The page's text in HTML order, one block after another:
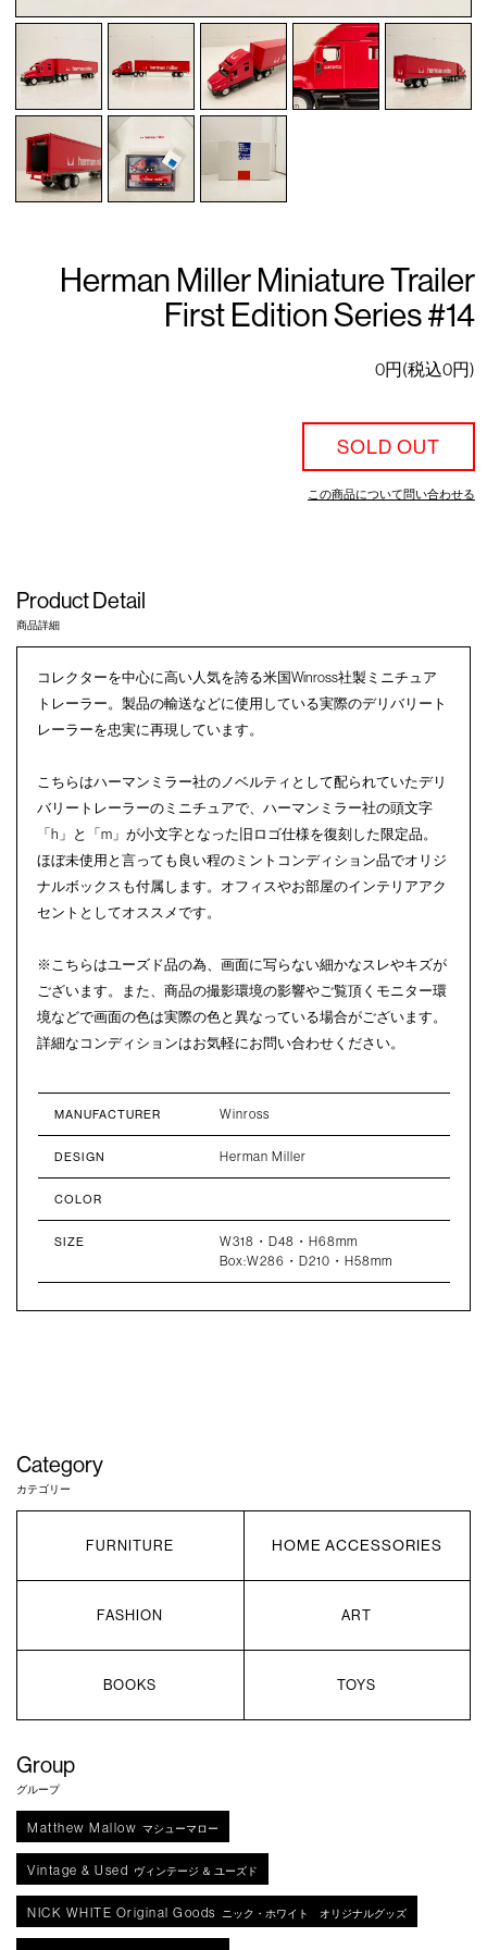
Herman Miller Miniature Trailer
First Edition Series #14
0円(税込0円)
SOLD OUT
この商品について問い合わせる
Product Detail
商品詳細
コレクターを中心に高い人気を誇る米国Winross社製ミニチュア
トレーラー。製品の輸送などに使用している実際のデリバリート
レーラーを忠実に再現しています。
こちらはハーマンミラー社のノベルティとして配られていたデリ
バリートレーラーのミニチュアで、ハーマンミラー社の頭文字
「h」と「m」が小文字となった旧ロゴ仕様を復刻した限定品。
ほぼ未使用と言っても良い程のミントコンディション品でオリジ
ナルボックスも付属します。オフィスやお部屋のインテリアアク
セントとしてオススメです。
※こちらはユーズド品の為、画面に写らない細かなスレやキズが
ございます。また、商品の撮影環境の影響やご覧頂くモニター環
境などで画面の色は実際の色と異なっている場合がございます。
詳細なコンディションはお気軽にお問い合わせください。
MANUFACTURER Winross
DESIGN Herman Miller
COLOR
SIZE
W318・D48・H68mm
Box:W286・D210・H58mm
Category
カテゴリー
FURNITURE HOME ACCESSORIES
FASHION ART
BOOKS TOYS
Group
グループ
Matthew Mallow マシューマロー
Vintage & Used ヴィンテージ ＆ ユーズド
NICK WHITE Original Goods ニック・ホワイト オリジナルグッズ